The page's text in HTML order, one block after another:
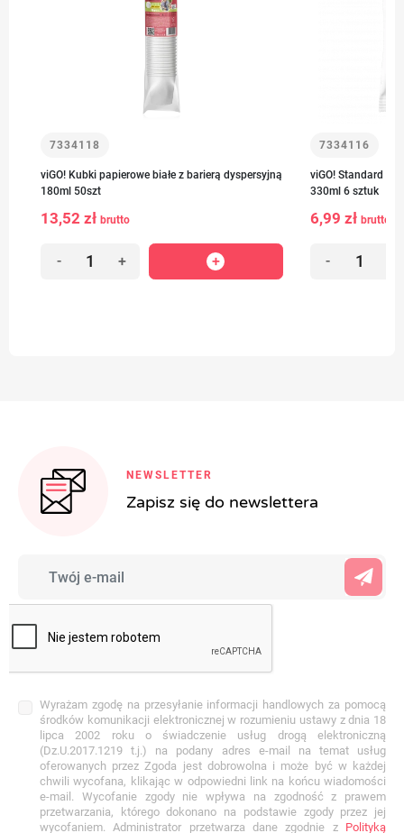
7334118
viGO! Kubki papierowe białe z barierą dyspersyjną
180ml 50szt
13,52 zł brutto
- +
7334116
viGO! Standard
330ml 6 sztuk
6,99 zł brutto
-
NEWSLETTER
Zapisz się do newslettera
Wyrażam zgodę na przesyłanie informacji handlowych za pomocą
środków komunikacji elektronicznej w rozumieniu ustawy z dnia 18
lipca 2002 roku o świadczenie usług drogą elektroniczną
(Dz.U.2017.1219 t.j.) na podany adres e-mail na temat usług
oferowanych przez Zgoda jest dobrowolna i może być w każdej
chwili wycofana, klikając w odpowiedni link na końcu wiadomości
e-mail. Wycofanie zgody nie wpływa na zgodność z prawem
przetwarzania, którego dokonano na podstawie zgody przez jej
wycofaniem. Administrator przetwarza dane zgodnie z Polityką